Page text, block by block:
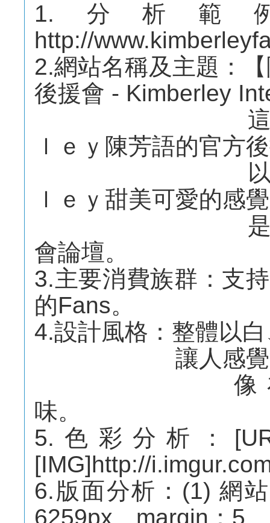
1.分析範
http://
2.網站名稱及主題：
後援會 - Kimberley
這裡是一個
ｌｅｙ陳芳語的官方
以粉紅色來
ｌｅｙ甜美可愛的感
是一個讓人
會論壇。
3.主要消費族群：支
的Fans。
4.設計風格：整體以
讓人感覺溫
像在吃糖
味。
5.色彩分析：
[IMG]http://
6.版面分析：(1) 網
6259px、margin：5